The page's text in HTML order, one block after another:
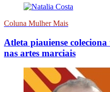
Coluna Mulher Mais
Atleta piauiense
nas artes marciais